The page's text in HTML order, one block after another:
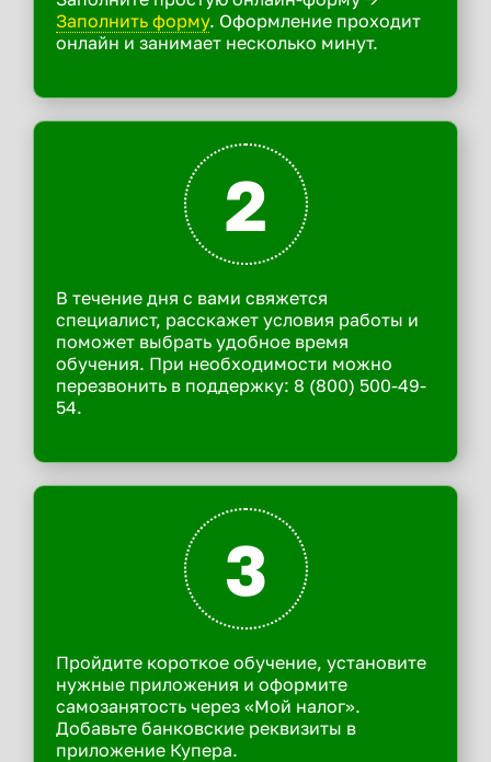
Заполнить форму. Оформление проходит
онлайн и занимает несколько минут.
2
В течение дня с вами свяжется
специалист, расскажет условия работы и
поможет выбрать удобное время
обучения. При необходимости можно
перезвонить в поддержку: 8 (800) 500-49-
54.
3
Пройдите короткое обучение, установите
нужные приложения и оформите
самозанятость через «Мой налог».
Добавьте банковские реквизиты в
приложение Купера.